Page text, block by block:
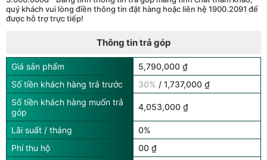
quý khách vui lòng điền thông tin đặt hàng hoặc liên hệ 1900.2091 để
được hỗ trợ trực tiếp!
Thông tin trả góp
Giá sản phẩm
5,790,000 ₫
Số tiền khách hàng trả trước
30% / 1,737,000 ₫
Số tiền khách hàng muốn trả
góp
4,053,000 ₫
Lãi suất / tháng
0%
Phí thu hộ
00 ₫